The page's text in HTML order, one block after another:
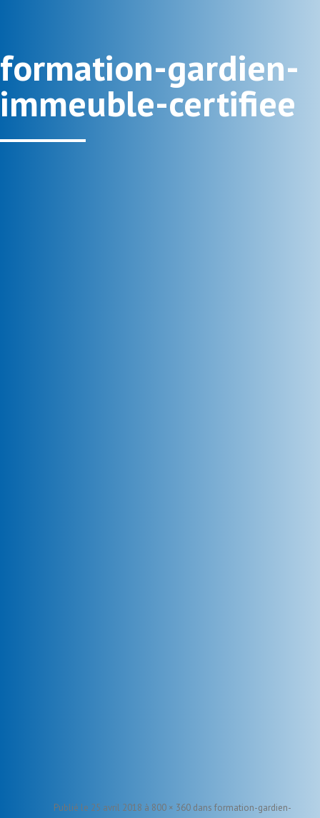
formation-gardien-
immeuble-certifiee
Publié le 25 avril 2018 à 800 × 360 dans formation-gardien-